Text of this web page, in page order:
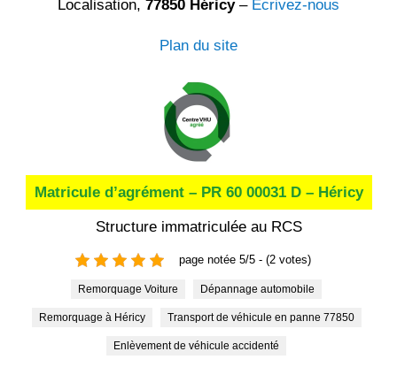
Localisation, 77850 Héricy– Écrivez-nous
Plan du site
Matricule d’agrément – PR 60 00031 D – Héricy
Structure immatriculée au RCS
page notée 5/5 - (2 votes)
Remorquage Voiture Dépannage automobile
Remorquage à Héricy Transport de véhicule en panne 77850
Enlèvement de véhicule accidenté